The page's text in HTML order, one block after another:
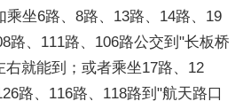
坐6路、8路、13路、14路、19
路、111路、106路公交到"长板桥
就能到；或者乘坐17路、12
路、116路、118路到"航天路口